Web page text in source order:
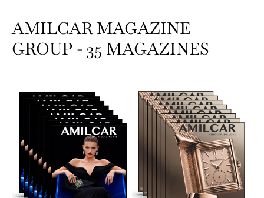
AMILCAR MAGAZINE
GROUP - 35 MAGAZINES